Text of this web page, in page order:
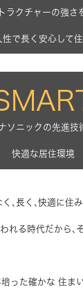
ストラクチャーEX
ラクチャーの強さ
で長く安心して
ソニックの先進技
快適な居住環境
､長く､快適に住み
れる時代だから､
った確かな 住ま